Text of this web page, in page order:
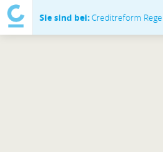
Sie sind bei:Creditreform